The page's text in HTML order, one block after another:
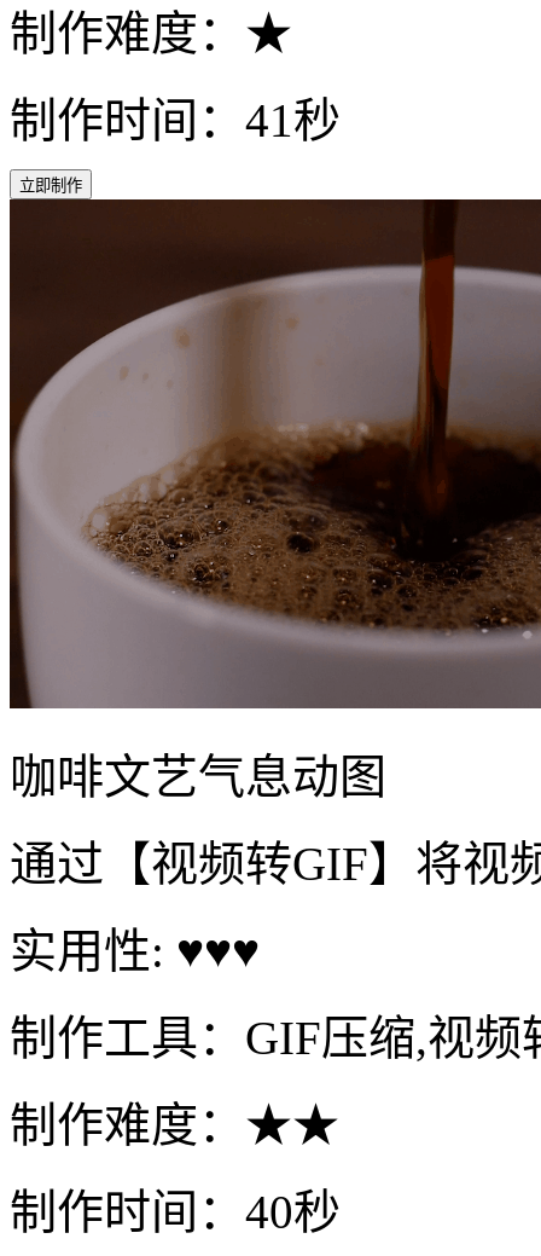
制作难度：★
制作时间：41秒
立即制作
咖啡文艺气息动图
通过【视频转GIF】将视
实用性: ♥♥♥
制作工具：GIF压缩,视频
制作难度：★★
制作时间：40秒